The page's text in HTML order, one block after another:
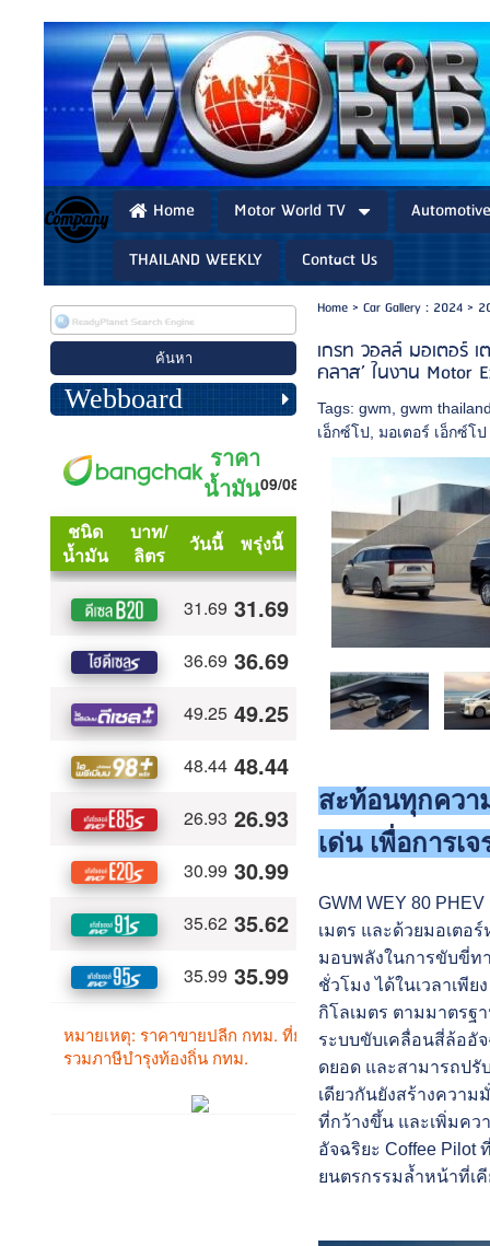
Home Motor World TV
THAILAND WEEKLY
Contact Us
Webboard
Home> Car Gallery : 2024>
เกรท วอลล์ มอเตอร์
คลาส’ ในงาน Motor
Tags:gwm ,gwm
เอ็กซ์โป ,มอเตอร์ เอ็กซ์โ
สะท้อนทุกควา
เด่น เพื่อการเ
GWM WEY 80
เมตร และด้วยมอเตอ
มอบพลังในการขับขี่ท
ชั่วโมง ได้ในเวลาเพี
กิโลเมตร ตามมาตรฐ
ระบบขับเคลื่อนสี่ล้ออั
ดยอด และสามารถปรั
เดียวกันยังสร้างความมั่
ที่กว้างขึ้น และเพิ่มค
อัจฉริยะ Coffee
ยนตรกรรมล้ำหน้าที่เ